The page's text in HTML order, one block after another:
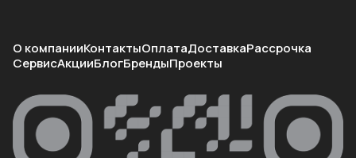
О компанииКонтактыОплатаДоставкаРассрочка
СервисАкцииБлогБрендыПроекты